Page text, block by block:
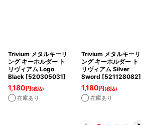
Trivium メタルキーリ
ング キーホルダー ト
リヴィアム Logo
Black [520305031]
1,180 円(税込)
◯ 在庫あり
Trivium メタルキーリ
ング キーホルダー ト
リヴィアム Silver
Sword [521128082]
1,180 円(税込)
◯ 在庫あり